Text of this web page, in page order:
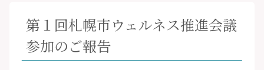
採用サイト
ニュースリリース
お問い合わせ
第１回札幌市ウェルネス推進会議
参加のご報告